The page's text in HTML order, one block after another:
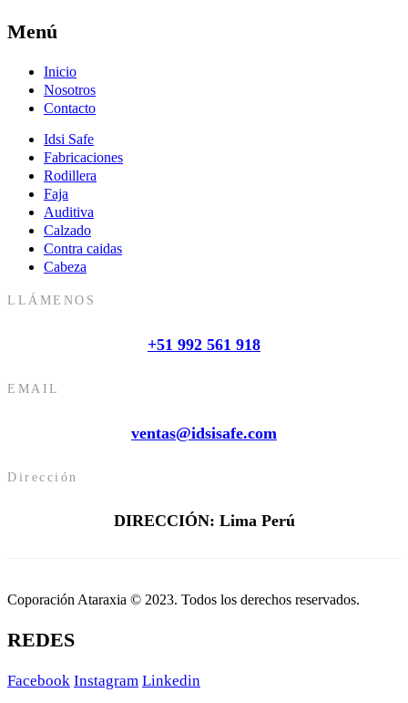
Menú
Inicio
Nosotros
Contacto
Idsi Safe
Fabricaciones
Rodillera
Faja
Auditiva
Calzado
Contra caidas
Cabeza
LLÁMENOS
+51 992 561 918
EMAIL
ventas@idsisafe.com
Dirección
DIRECCIÓN: Lima Perú
Coporación Ataraxia © 2023. Todos los derechos reservados.
REDES
Facebook Instagram Linkedin